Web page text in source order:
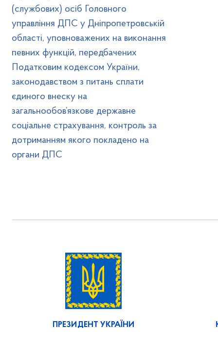
(службових) осіб Головного
управління ДПС у Дніпропетровській
області, уповноважених на виконання
певних функцій, передбачених
Податковим кодексом України,
законодавством з питань сплати
єдиного внеску на
загальнообов’язкове державне
соціальне страхування, контроль за
дотриманням якого покладено на
органи ДПС
ПРЕЗИДЕНТ УКРАЇНИ